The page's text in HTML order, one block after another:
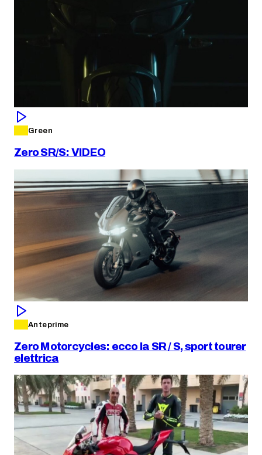
Green
Zero SR/S: VIDEO
Anteprime
Zero Motorcycles: ecco la SR / S, sport tourer
elettrica